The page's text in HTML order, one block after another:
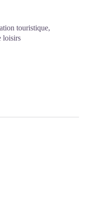
touristique,
loisirs